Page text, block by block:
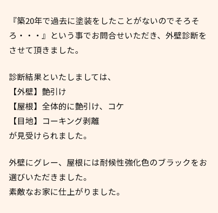
『築20年で過去に塗装をしたことがないのでそろそ
ろ・・・』という事でお問合せいただき、外壁診断を
させて頂きました。
診断結果といたしましては、
【外壁】艶引け
【屋根】全体的に艶引け、コケ
【目地】コーキング剥離
が見受けられました。
外壁にグレー、屋根には耐候性強化色のブラックをお
選びいただきました。
素敵なお家に仕上がりました。